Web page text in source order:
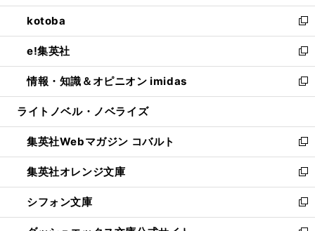
開
く
ウ
で
開
く
ン
ド
ウ
で
開
く
ウ
ィ
ン
ド
ウ
で
開
し
い
ウ
ィ
ン
ド
ウ
開
く
kotoba
新
し
い
ウ
ィ
ン
ウ
で
開
く
e!集英社
新
し
い
ウ
ン
ド
ウ
で
開
く
情報・知識＆オピニオン imidas
新
し
ウ
ィ
ン
ド
ウ
で
開
ライトノベル・ノベライズ
集英社Webマガジン コバルト
新
し
い
ウ
ィ
ン
集英社オレンジ文庫
新
し
い
ウ
シフォン文庫
新
し